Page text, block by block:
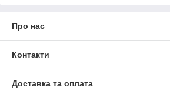
Про нас
Контакти
Доставка та оплата